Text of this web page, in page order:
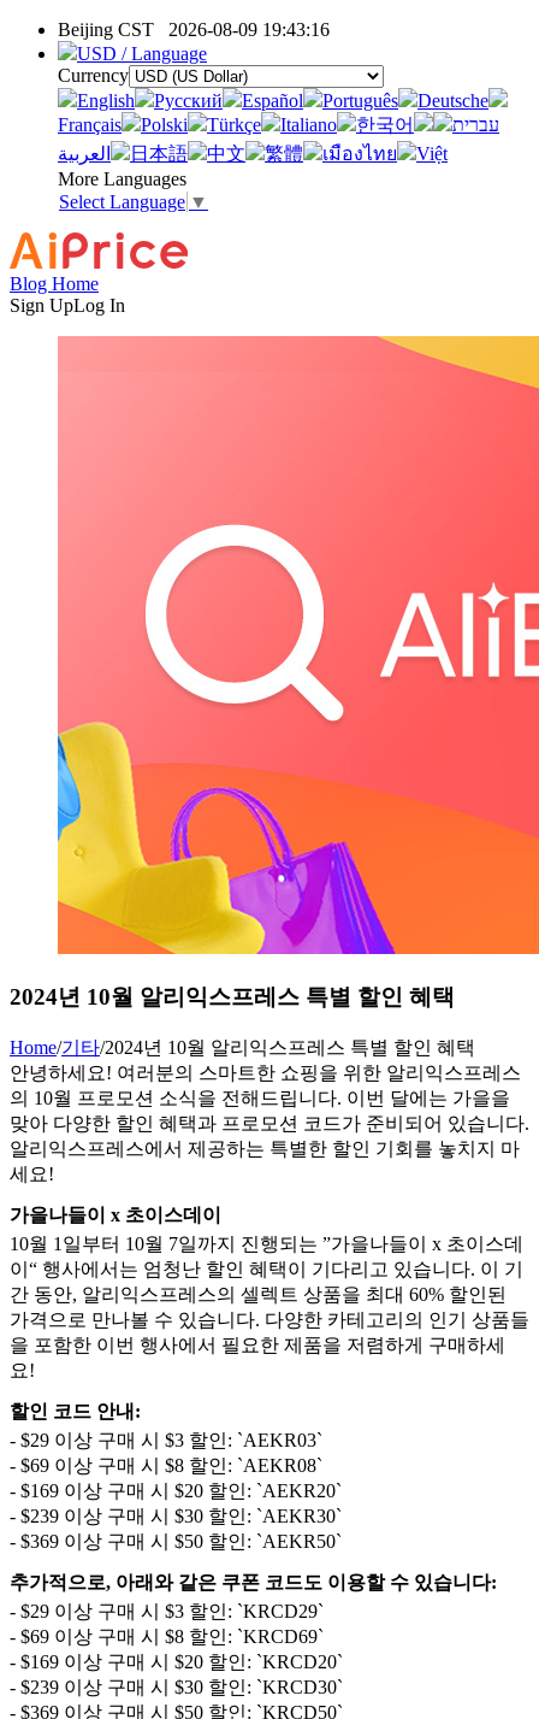
Beijing CST 2026-08-09 19:43:16
USD / Language
Currency
English
Pусский Español Português
Deutsche
Français
Polski Türkçe Italiano 한국어
עברית
العربية
日本語 中文 繁體 เมืองไทย
Việt
More Languages
Select Language ▼
Blog Home
Sign UpLog In
2024년 10월 알리익스프레스 특별 할인 혜택
Home/기타/2024년 10월 알리익스프레스 특별 할인 혜택
안녕하세요! 여러분의 스마트한 쇼핑을 위한 알리익스프레스
의 10월 프로모션 소식을 전해드립니다. 이번 달에는 가을을
맞아 다양한 할인 혜택과 프로모션 코드가 준비되어 있습니다.
알리익스프레스에서 제공하는 특별한 할인 기회를 놓치지 마
세요!
가을나들이 x 초이스데이
10월 1일부터 10월 7일까지 진행되는 ”가을나들이 x 초이스데
이“ 행사에서는 엄청난 할인 혜택이 기다리고 있습니다. 이 기
간 동안, 알리익스프레스의 셀렉트 상품을 최대 60% 할인된
가격으로 만나볼 수 있습니다. 다양한 카테고리의 인기 상품들
을 포함한 이번 행사에서 필요한 제품을 저렴하게 구매하세
요!
할인 코드 안내:
- $29 이상 구매 시 $3 할인: `AEKR03`
- $69 이상 구매 시 $8 할인: `AEKR08`
- $169 이상 구매 시 $20 할인: `AEKR20`
- $239 이상 구매 시 $30 할인: `AEKR30`
- $369 이상 구매 시 $50 할인: `AEKR50`
추가적으로, 아래와 같은 쿠폰 코드도 이용할 수 있습니다:
- $29 이상 구매 시 $3 할인: `KRCD29`
- $69 이상 구매 시 $8 할인: `KRCD69`
- $169 이상 구매 시 $20 할인: `KRCD20`
- $239 이상 구매 시 $30 할인: `KRCD30`
- $369 이상 구매 시 $50 할인: `KRCD50`